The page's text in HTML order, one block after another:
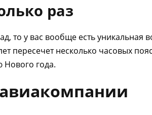
раз
то у вас вообще есть уникальная
пересечет несколько часовых
Нового года.